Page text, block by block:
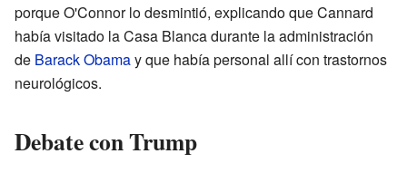
porque O'Connor lo desmintió, explicando que Cannard
había visitado la Casa Blanca durante la administración
de Barack Obamay que había personal allí con trastornos
neurológicos.
Debate con Trump